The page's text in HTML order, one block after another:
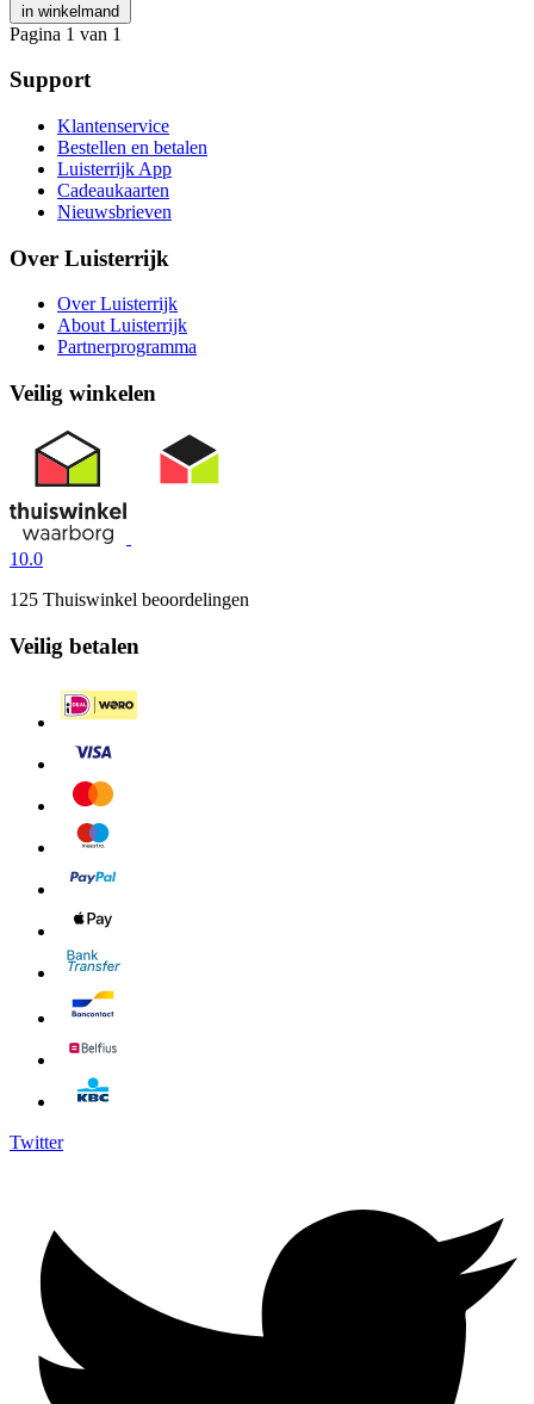
in winkelmand
Pagina 1 van 1
Support
Klantenservice
Bestellen en betalen
Luisterrijk App
Cadeaukaarten
Nieuwsbrieven
Over Luisterrijk
Over Luisterrijk
About Luisterrijk
Partnerprogramma
Veilig winkelen
10.0
125 Thuiswinkel beoordelingen
Veilig betalen
Twitter